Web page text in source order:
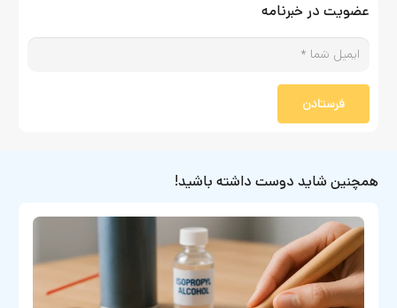
عضویت در خبرنامه
فرستادن
همچنین شاید دوست داشته باشید!